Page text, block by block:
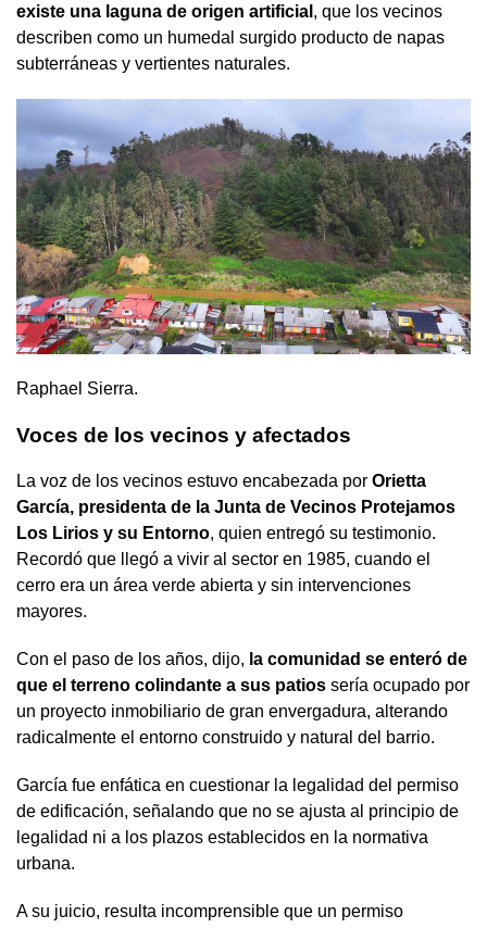
existe una laguna de origen artificial , que los vecinos
describen como un humedal surgido producto de napas
subterráneas y vertientes naturales.
Raphael Sierra.
Voces de los vecinos y afectados
La voz de los vecinos estuvo encabezada por Orietta
García, presidenta de la Junta de Vecinos Protejamos
Los Lirios y su Entorno, quien entregó su testimonio.
Recordó que llegó a vivir al sector en 1985, cuando el
cerro era un área verde abierta y sin intervenciones
mayores.
Con el paso de los años, dijo, la comunidad se enteró de
que el terreno colindante a sus patios sería ocupado por
un proyecto inmobiliario de gran envergadura, alterando
radicalmente el entorno construido y natural del barrio.
García fue enfática en cuestionar la legalidad del permiso
de edificación, señalando que no se ajusta al principio de
legalidad ni a los plazos establecidos en la normativa
urbana.
A su juicio, resulta incomprensible que un permiso